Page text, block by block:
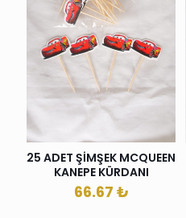
25 ADET ŞİMŞEK MCQUEEN
KANEPE KÜRDANI
66.67 ₺